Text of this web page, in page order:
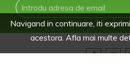
Navigand in continuare, iti
acestora. Afla mai multe